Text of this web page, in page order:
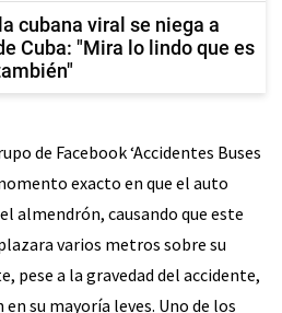
cubana viral se niega a
Cuba: "Mira lo lindo que es
de Facebook ‘Accidentes Buses
exacto en que el auto
almendrón, causando que este
varios metros sobre su
pese a la gravedad del accidente,
su mayoría leves. Uno de los